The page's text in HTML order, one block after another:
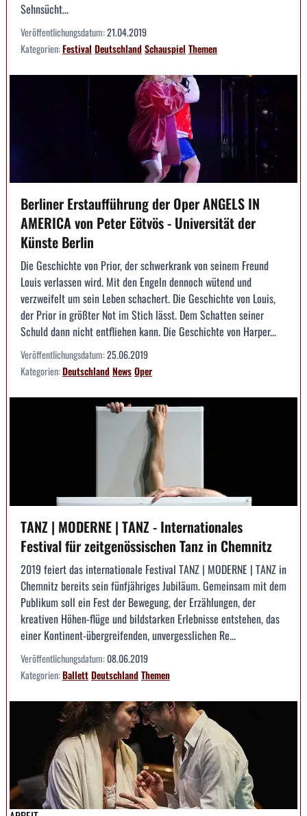
Sehnsücht...
Veröffentlichungsdatum:21.04.2019
Kategorien:Festival DeutschlandSchauspiel Themen
Berliner Erstaufführung der Oper ANGELS IN
AMERICA von Peter Eötvös - Universität der
Künste Berlin
Die Geschichte von Prior, der schwerkrank von seinem Freund
Louis verlassen wird. Mit den Engeln dennoch wütend und
verzweifelt um sein Leben schachert. Die Geschichte von Louis,
der Prior in größter Not im Stich lässt. Dem Schatten seiner
Schuld dann nicht entfliehen kann. Die Geschichte von Harper...
Veröffentlichungsdatum:25.06.2019
Kategorien:DeutschlandNewsOper
TANZ | MODERNE | TANZ - Internationales
Festival für zeitgenössischen Tanz in Chemnitz
2019 feiert das internationale Festival TANZ | MODERNE | TANZ in
Chemnitz bereits sein fünfjähriges Jubiläum. Gemeinsam mit dem
Publikum soll ein Fest der Bewegung, der Erzählungen, der
kreativen Höhen-flüge und bildstarken Erlebnisse entstehen, das
einer Kontinent-übergreifenden, unvergesslichen Re...
Veröffentlichungsdatum:08.06.2019
Kategorien:BallettDeutschlandThemen